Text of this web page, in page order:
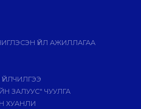
ҮЙЛ АЖИЛЛАГАА
ЗАЛУУС" ЧУУЛГА
ХУАНЛИ